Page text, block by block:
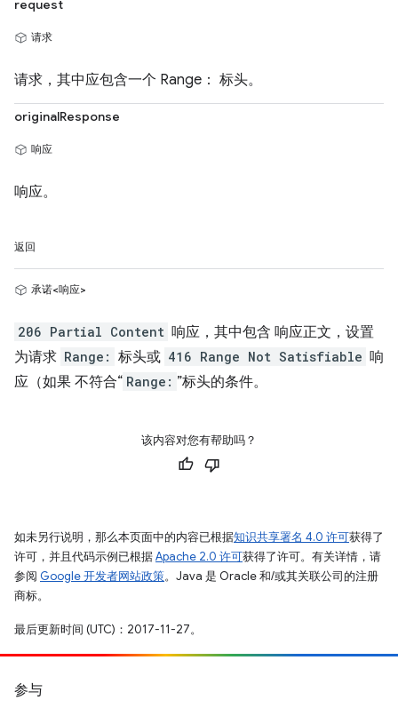
request
请求
请求，其中应包含一个 Range： 标头。
originalResponse
响应
响应。
返回
承诺<响应>
206 Partial Content 响应，其中包含 响应正文，设置
为请求 Range: 标头或 416 Range Not Satisfiable 响
应（如果 不符合“ Range: ”标头的条件。
该内容对您有帮助吗？
如未另行说明，那么本页面中的内容已根据知识共享署名 4.0 许可获得了
许可，并且代码示例已根据Apache 2.0 许可获得了许可。有关详情，请
参阅 Google 开发者网站政策。Java 是 Oracle 和/或其关联公司的注册
商标。
最后更新时间 (UTC)：2017-11-27。
参与